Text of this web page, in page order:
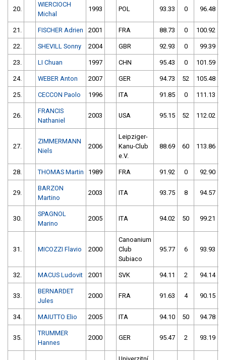
20.
WIERCIOCH
Michal
1993 POL 93.33 0 96.48
21. FISCHER Adrien 2001 FRA 88.73 0 100.92
22. SHEVILL Sonny 2004 GBR 92.93 0 99.39
23. LI Chuan 1997 CHN 95.43 0 101.59
24. WEBER Anton 2007 GER 94.73 52 105.48
25. CECCON Paolo 1996 ITA 91.85 0 111.13
26.
FRANCIS
Nathaniel
2003 USA 95.15 52 112.02
27.
ZIMMERMANN
Niels
2006
Leipziger-
Kanu-Club
e.V.
88.69 60 113.86
28. THOMAS Martin 1989 FRA 91.92 0 92.90
29.
BARZON
Martino
2003 ITA 93.75 8 94.57
30.
SPAGNOL
Marino
2005 ITA 94.02 50 99.21
31. MICOZZI Flavio 2000
Canoanium
Club
Subiaco
95.77 6 93.93
32. MACUS Ludovit 2001 SVK 94.11 2 94.14
33.
BERNARDET
Jules
2000 FRA 91.63 4 90.15
34. MAIUTTO Elio 2005 ITA 94.10 50 94.78
35.
TRUMMER
Hannes
2000 GER 95.47 2 93.19